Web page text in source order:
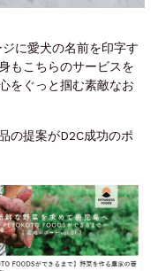
に愛犬の名前を印字す
もこちらのサービスを
をぐっと掴む素敵なお
の提案がD2C成功のポ